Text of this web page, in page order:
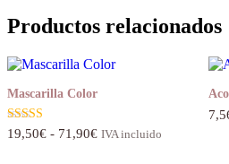
Productos relacionados
Mascarilla Color
Valorado con
5.00
19,50€ - 71,90€Rango
IVA incluido